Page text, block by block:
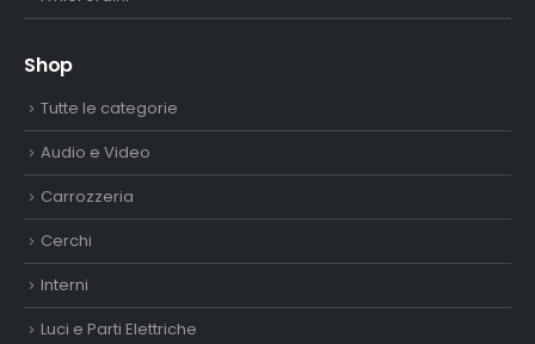
Shop
Tutte le categorie
Audio e Video
Carrozzeria
Cerchi
Interni
Luci e Parti Elettriche